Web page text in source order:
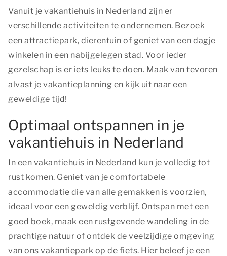
Vanuit je vakantiehuis in Nederland zijn er
verschillende activiteiten te ondernemen. Bezoek
een attractiepark, dierentuin of geniet van een dagje
winkelen in een nabijgelegen stad. Voor ieder
gezelschap is er iets leuks te doen. Maak van tevoren
alvast je vakantieplanning en kijk uit naar een
geweldige tijd!
Optimaal ontspannen in je
vakantiehuis in Nederland
In een vakantiehuis in Nederland kun je volledig tot
rust komen. Geniet van je comfortabele
accommodatie die van alle gemakken is voorzien,
ideaal voor een geweldig verblijf. Ontspan met een
goed boek, maak een rustgevende wandeling in de
prachtige natuur of ontdek de veelzijdige omgeving
van ons vakantiepark op de fiets. Hier beleef je een